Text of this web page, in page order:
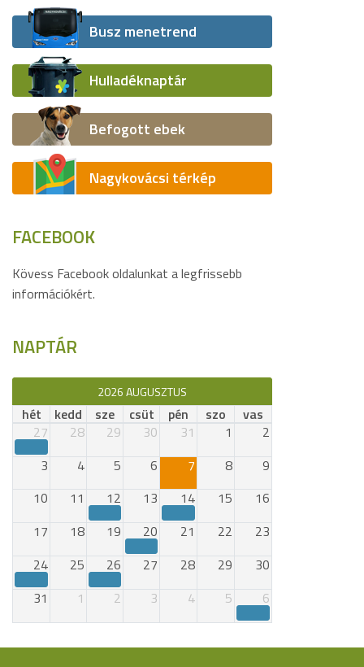
Busz menetrend
Hulladéknaptár
Befogott ebek
Nagykovácsi térkép
FACEBOOK
Kövess Facebook oldalunkat a legfrissebb
információkért.
NAPTÁR
2026 AUGUSZTUS
hét kedd sze csüt pén szo
vas
27
28 29 30 31 1
2
3
4 5 6 7 8
9
10
11 12 13 14 15
16
17
18 19 20 21 22
23
24
25 26 27 28 29
30
31
1 2 3 4 5 6